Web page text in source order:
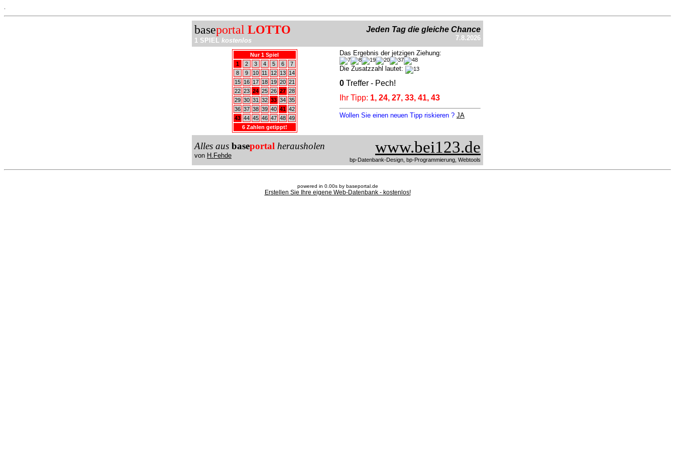
baseportal LOTTO
1 SPIEL kostenlos
Jeden Tag die gleiche Chance
7.8.2026
Nur 1 Spiel
1
2 3 4 5 6
7
8
9 10 11 12 13
14
15
16 17 18 19 20 21
22 23 24 25 26 27 28
29 30 31 32 33 34 35
36 37 38 39 40 41 42
43 44 45 46 47 48 49
6 Zahlen getippt!
Das Ergebnis der jetzigen Ziehung:
Die Zusatzzahl lautet:
0 Treffer - Pech!
Ihr Tipp: 1, 24, 27, 33, 41, 43
Wollen Sie einen neuen Tipp riskieren ? JA
Alles aus baseportal herausholen
von H.Fehde www.bei123.de
bp-Datenbank-Design, bp-Programmierung, Webtools
powered in 0.00s by baseportal.de
Erstellen Sie Ihre eigene Web-Datenbank - kostenlos!